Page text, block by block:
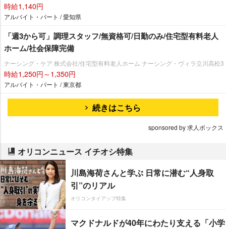
時給1,140円
アルバイト・パート / 愛知県
「週3から可」調理スタッフ/無資格可/日勤のみ/住宅型有料老人
ホーム/社会保障完備
ナーシング・ケア 株式会社/住宅型有料老人ホーム ナーシング・ヴィラ立川高松3
時給1,250円～1,350円
アルバイト・パート / 東京都
続きはこちら
sponsored by 求人ボックス
オリコンニュース イチオシ特集
川島海荷さんと学ぶ 日常に潜む“人身取
引”のリアル
オリコンタイアップ特集
マクドナルドが40年にわたり支える「小学